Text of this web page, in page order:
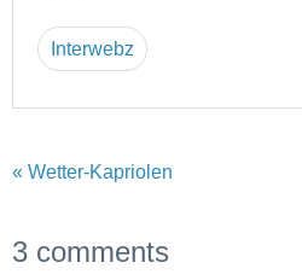
Interwebz
« Wetter-Kapriolen
3 comments